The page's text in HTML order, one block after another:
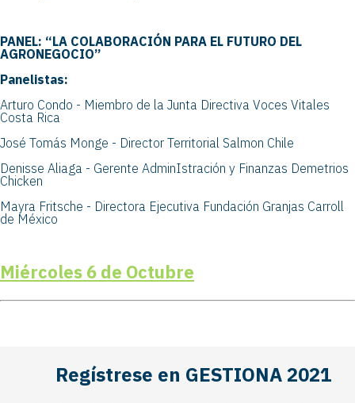
PANEL: “LA COLABORACIÓN PARA EL FUTURO DEL
AGRONEGOCIO”
Panelistas:
Arturo Condo - Miembro de la Junta Directiva Voces Vitales
Costa Rica
José Tomás Monge - Director Territorial Salmon Chile
Denisse Aliaga - Gerente AdminIstración y Finanzas Demetrios
Chicken
Mayra Fritsche - Directora Ejecutiva Fundación Granjas Carroll
de México
Miércoles 6 de Octubre
Regístrese en GESTIONA 2021